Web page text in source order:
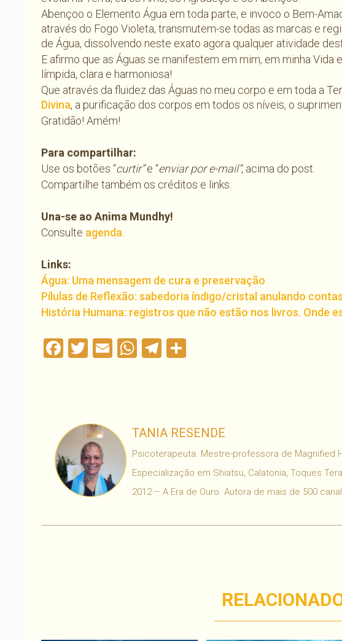
Abençoo o Elemento Água em toda parte, e invoco o Bem-
através do Fogo Violeta, transmutem-se todas as marcas e
de Água, dissolvendo neste exato agora qualquer atividade
E afirmo que as Águas se manifestem em mim, em minha Vida
límpida, clara e harmoniosa!
Que através da fluidez das Águas no meu corpo e em toda a
Divina, a purificação dos corpos em todos os níveis, o
Gratidão! Amém!
Para compartilhar:
Use os botões “curtir”e “enviar por e-mail”, acima do post.
Compartilhe também os créditos e links.
Una-se ao Anima Mundhy!
Consulte agenda
Links:
Água: Uma mensagem de cura e preservação
Pílulas de Reflexão: sabedoria índigo/cristal anulando
História Humana: registros que não estão nos livros. Onde
Facebook
Twitter
EmailWhatsApp
Telegram
TANIA RESENDE
Psicoterapeuta. Mestre-professora de Magnified
Especialização em Shiatsu, Calatonia, Toques
2012 – A Era de Ouro. Autora de mais de 500